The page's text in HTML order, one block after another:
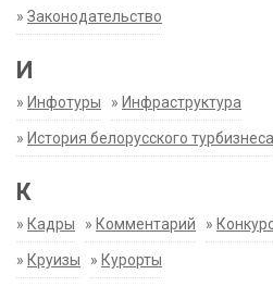
» Законодательство
И
» Инфотуры » Инфраструктура
» История белорусского турбизнеса
К
» Кадры » Комментарий »
» Круизы » Курорты